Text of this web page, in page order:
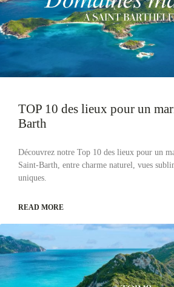
TOP 10 des lieux pour un
Barth
Découvrez notre Top 10 des lieux pour un
Saint-Barth, entre charme naturel, vues
uniques.
READ MORE